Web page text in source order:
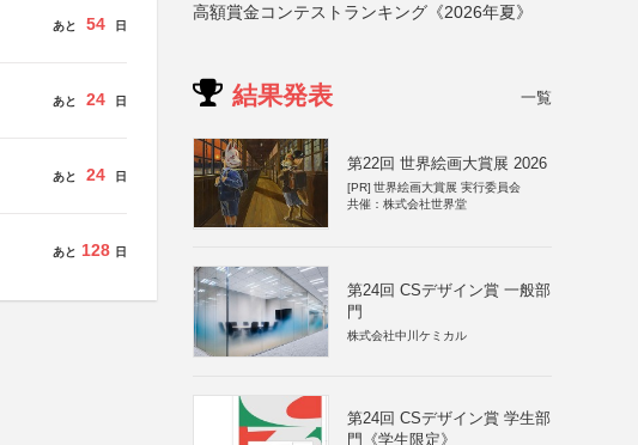
あと 54 日
あと 24 日
あと 24 日
あと 128 日
高額賞金コンテストランキング《2026年夏》
結果発表 一覧
第22回 世界絵画大賞展 2026
[PR] 世界絵画大賞展 実行委員会
共催：株式会社世界堂
第24回 CSデザイン賞 一般部
門
株式会社中川ケミカル
第24回 CSデザイン賞 学生部
門《学生限定》